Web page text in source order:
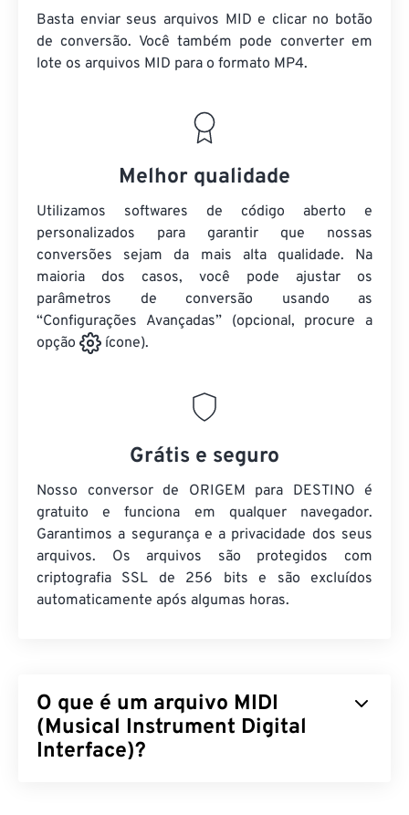
Basta enviar seus arquivos MID e clicar no botão
de conversão. Você também pode converter em
lote os arquivos MID para o formato MP4.
Melhor qualidade
Utilizamos softwares de código aberto e
personalizados para garantir que nossas
conversões sejam da mais alta qualidade. Na
maioria dos casos, você pode ajustar os
parâmetros de conversão usando as
“Configurações Avançadas” (opcional, procure a
opção
ícone).
Grátis e seguro
Nosso conversor de ORIGEM para DESTINO é
gratuito e funciona em qualquer navegador.
Garantimos a segurança e a privacidade dos seus
arquivos. Os arquivos são protegidos com
criptografia SSL de 256 bits e são excluídos
automaticamente após algumas horas.
O que é um arquivo MIDI
(Musical Instrument Digital
Interface)?